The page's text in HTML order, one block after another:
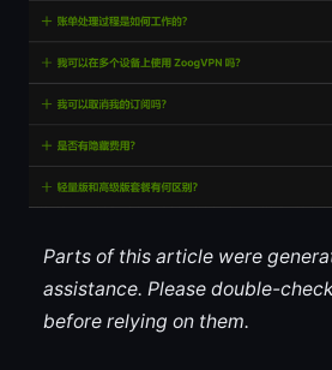
Parts of this article were
assistance. Please double-
before relying on them.